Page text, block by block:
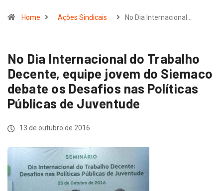
Home Ações Sindicais No Dia Internacional…
No Dia Internacional do Trabalho
Decente, equipe jovem do Siemaco
debate os Desafios nas Políticas
Públicas de Juventude
13 de outubro de 2016